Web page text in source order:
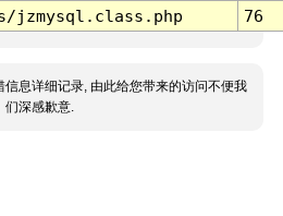
jzmysql.class.php 76
信息详细记录, 由此给您带来的访问不便我
们深感歉意.